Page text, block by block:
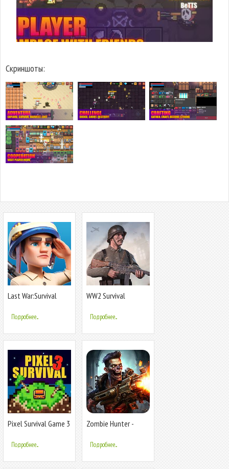
Скриншоты:
Last War:Survival
Подробнее...
WW2 Survival
Подробнее...
Pixel Survival Game 3
Подробнее...
Zombie Hunter -
Подробнее...